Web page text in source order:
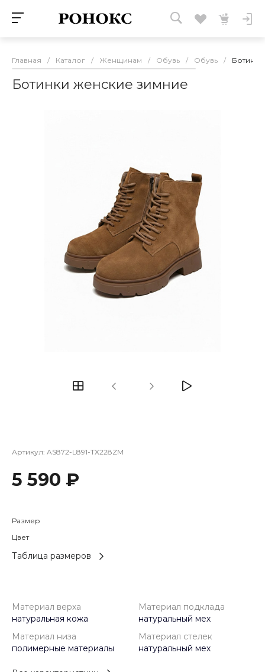
Главная / Каталог / Женщинам / Обувь / Обувь /
Ботинки женские зимние
Артикул: AS872-L891-TX228ZM
5 590 ₽
Размер
Цвет
Таблица размеров
Материал верха
натуральная кожа
Материал подклада
натуральный мех
Материал низа
полимерные материалы
Материал стелек
натуральный мех